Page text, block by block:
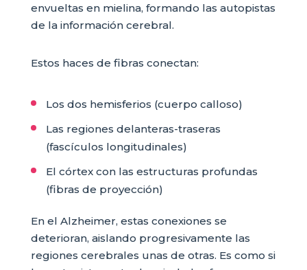
envueltas en mielina, formando las autopistas
de la información cerebral.
Estos haces de fibras conectan:
Los dos hemisferios (cuerpo calloso)
Las regiones delanteras-traseras
(fascículos longitudinales)
El córtex con las estructuras profundas
(fibras de proyección)
En el Alzheimer, estas conexiones se
deterioran, aislando progresivamente las
regiones cerebrales unas de otras. Es como si